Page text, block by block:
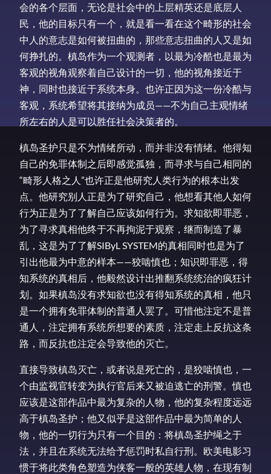
会的各个层面，无论是社会中的上层精英还是底层人
民，他的目标只有一个，就是看一看在这个畸形的社会
中人的意志是如何被扭曲的，那些意志扭曲的人又是如
何挣扎的。槙岛作为一个观测者，以最为冷酷也是最为
客观的视角观察着自己设计的一切，他的视角接近于
神，同时也接近于系统本身。也许正因为这一份冷酷与
客观，系统希望将其接纳为成员——不为自己主观情绪
所左右的人是可以胜任社会决策者的。
槙岛圣护只是不为情绪所动，而并非没有情绪。他得知
自己的免罪体制之后即感觉孤独，而寻求与自己相同的
“畸形人格之人”也许正是他研究人类行为的根本出发
点。他研究别人正是为了研究自己，他想看其他人如何
行为正是为了了解自己应该如何行为。求知欲即罪恶，
为了寻求真相他终于不再拘泥于观察，继而制造了暴
乱，这是为了了解SIByL SYSTEM的真相同时也是为了
引出他最为中意的样本——狡啮慎也；知识即罪恶，得
知系统的真相后，他毅然设计出推翻系统统治的疯狂计
划。如果槙岛没有求知欲也没有得知系统的真相，他只
是一个拥有免罪体制的普通人罢了。可惜他注定不是普
通人，注定拥有系统所想要的素质，注定走上反抗这条
路，而反抗也注定会导致他的灭亡。
直接导致槙岛灭亡，或者说是死亡的，是狡啮慎也，一
个由监视官转变为执行官后来又被迫逃亡的刑警。慎也
应该是这部作品中最为复杂的人物，他的复杂程度远远
高于槙岛圣护；他又似乎是这部作品中最为简单的人
物，他的一切行为只有一个目的：将槙岛圣护绳之于
法，并且在系统无法给予惩罚时私自行刑。欧美电影习
惯于将此类角色塑造为侠客一般的英雄人物，在现有制